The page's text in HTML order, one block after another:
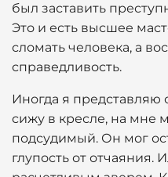
был заставить
Это и есть высшее
сломать человека, а
справедливость.
Иногда я представляю
сижу в кресле, на мне
подсудимый. Он мог
глупость от отчаяния.